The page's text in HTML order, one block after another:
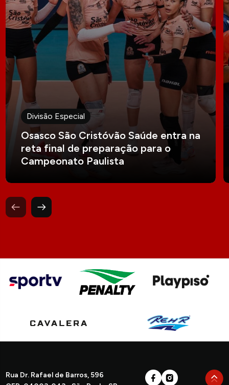
Divisão Especial
Osasco São Cristóvão Saúde entra na
reta final de preparação para o
Campeonato Paulista
Rua Dr. Rafael de Barros, 596